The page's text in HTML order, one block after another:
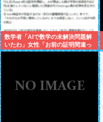
数学者「AIで数学の未解決問題解
いたわ」女性「お前の証明間違っ
てるやん」数学者「内容デタラメ